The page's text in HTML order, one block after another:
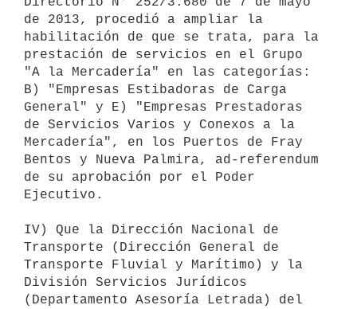
de 2013, procedió a ampliar la
habilitación de que se trata, para la
prestación de servicios en el Grupo
"A la Mercadería" en las categorías:
B) "Empresas Estibadoras de Carga
General" y E) "Empresas Prestadoras
de Servicios Varios y Conexos a la
Mercadería", en los Puertos de Fray
Bentos y Nueva Palmira, ad-referendum
de su aprobación por el Poder
Ejecutivo.
IV) Que la Dirección Nacional de
Transporte (Dirección General de
Transporte Fluvial y Marítimo) y la
División Servicios Jurídicos
(Departamento Asesoría Letrada) del